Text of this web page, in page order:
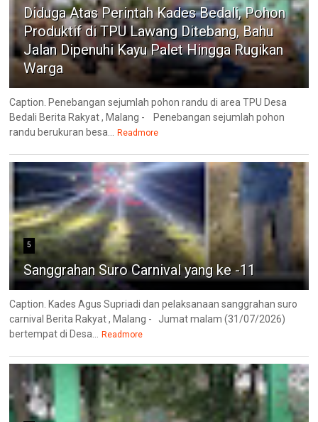
Diduga Atas Perintah Kades Bedali, Pohon
Produktif di TPU Lawang Ditebang, Bahu
Jalan Dipenuhi Kayu Palet Hingga Rugikan
Warga
Caption. Penebangan sejumlah pohon randu di area TPU Desa
Bedali Berita Rakyat , Malang - Penebangan sejumlah pohon
randu berukuran besa...
Readmore
5
Sanggrahan Suro Carnival yang ke -11
Caption. Kades Agus Supriadi dan pelaksanaan sanggrahan suro
carnival Berita Rakyat , Malang - Jumat malam (31/07/2026)
bertempat di Desa...
Readmore